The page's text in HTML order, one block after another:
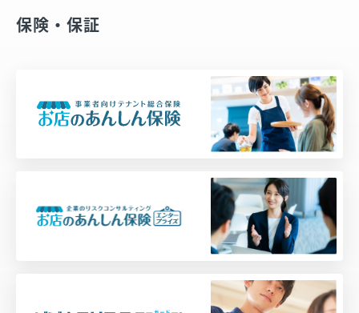
保険・保証